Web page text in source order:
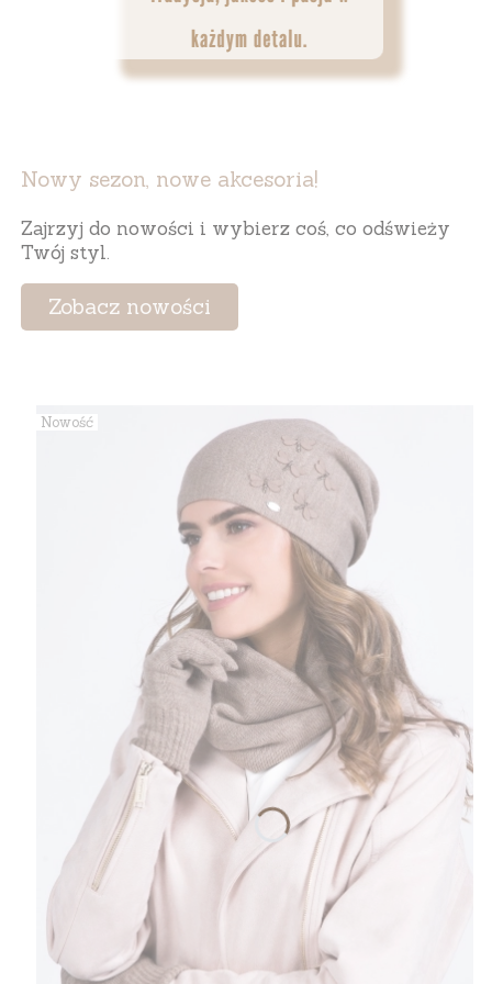
Nowy sezon, nowe akcesoria!
Zajrzyj do nowości i wybierz coś, co odświeży
Twój styl.
Zobacz nowości
Nowość